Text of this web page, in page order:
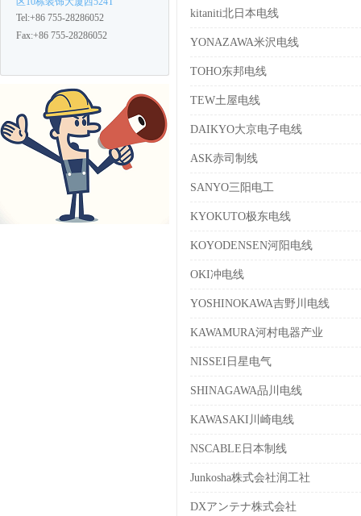
Tel:+86 755-28286052
Fax:+86 755-28286052
kitaniti北日本电线
YONAZAWA米沢电线
TOHO东邦电线
TEW土屋电线
DAIKYO大京电子电线
ASK赤司制线
SANYO三阳电工
KYOKUTO极东电线
KOYODENSEN河阳电线
OKI冲电线
YOSHINOKAWA吉野川电线
KAWAMURA河村电器产业
NISSEI日星电气
SHINAGAWA品川电线
KAWASAKI川崎电线
NSCABLE日本制线
Junkosha株式会社润工社
DXアンテナ株式会社